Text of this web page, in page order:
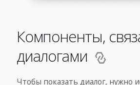
Компоненты,
диалогами
Чтобы показать диалог, нужно